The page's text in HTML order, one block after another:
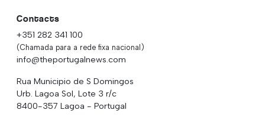
Contacts
+351 282 341 100
(Chamada para a rede fixa nacional)
info@theportugalnews.com
Rua Municipio de S Domingos
Urb. Lagoa Sol, Lote 3 r/c
8400-357 Lagoa - Portugal